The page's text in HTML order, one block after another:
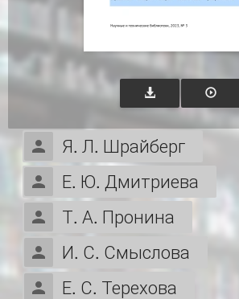
Я. Л. Шрайберг
Е. Ю. Дмитриева
Т. А. Пронина
И. С. Смыслова
Е. С. Терехова